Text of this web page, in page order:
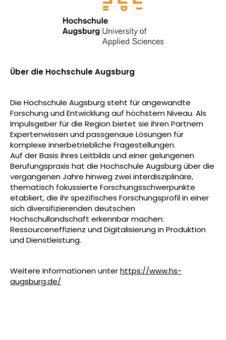
Über die Hochschule Augsburg
Die Hochschule Augsburg steht für angewandte
Forschung und Entwicklung auf höchstem Niveau. Als
Impulsgeber für die Region bietet sie ihren Partnern
Expertenwissen und passgenaue Lösungen für
komplexe innerbetriebliche Fragestellungen.
Auf der Basis ihres Leitbilds und einer gelungenen
Berufungspraxis hat die Hochschule Augsburg über die
vergangenen Jahre hinweg zwei interdisziplinäre,
thematisch fokussierte Forschungsschwerpunkte
etabliert, die ihr spezifisches Forschungsprofil in einer
sich diversifizierenden deutschen
Hochschullandschaft erkennbar machen:
Ressourceneffizienz und Digitalisierung in Produktion
und Dienstleistung.
Weitere Informationen unterhttps://www.hs-
augsburg.de/